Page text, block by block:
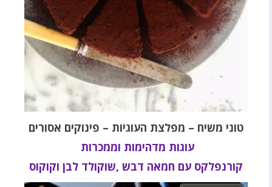
טוני משיח – מפלצת העוגיות – פינוקים אסורים
עוגות מדהימות וממכרות
קורנפלקס עם חמאה דבש ,שוקולד לבן וקוקוס